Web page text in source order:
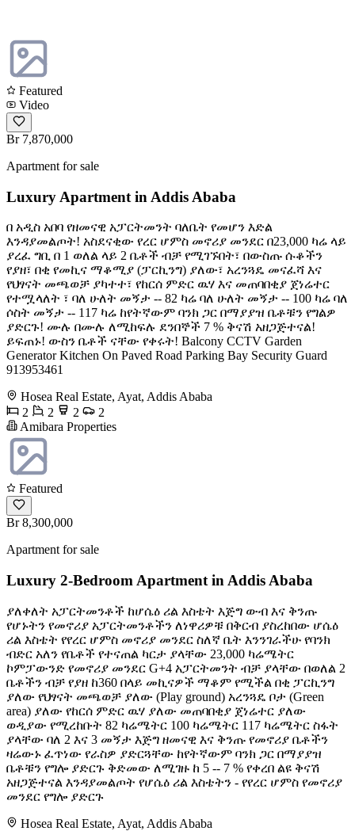
Featured
Video
Br 7,870,000
Apartment for sale
Luxury Apartment in Addis Ababa
በ አዲስ አበባ የዘመናዊ አፓርትመንት ባለቤት የመሆን እድል
እንዳያመልጦት! አስደናቂው የረር ሆምስ መኖሪያ መንደር በ23,000 ካሬ ላይ
ያረፈ ግቢ በ 1 ወለል ላይ 2 ቤቶች ብቻ የሚገኙበት፣ በውስጡ ሱቆችን
የያዘ፣ በቂ የመኪና ማቆሚያ (ፓርኪንግ) ያለው፣ አረንጓዴ መናፈሻ እና
የህፃናት መጫወቻ ያካተተ፣ የከርሰ ምድር ዉሃ እና መጠባበቂያ ጀነሬተር
የተሟላለት ፣ ባለ ሁለት መኝታ -- 82 ካሬ ባለ ሁለት መኝታ -- 100 ካሬ ባለ
ሶስት መኝታ -- 117 ካሬ ከየትኛውም ባንክ ጋር በማያያዝ ቤቶቹን የግልዎ
ያድርጉ! ሙሉ በሙሉ ለሚከፍሉ ደንበኞች 7 % ቅናሽ አዘጋጅተናል!
ይፍጠኑ! ውስን ቤቶች ናቸው የቀሩት! Balcony CCTV Garden
Generator Kitchen On Paved Road Parking Bay Security Guard ️
913953461
Hosea Real Estate, Ayat, Addis Ababa
2
2 2
2
Amibara Properties
Featured
Br 8,300,000
Apartment for sale
Luxury 2-Bedroom Apartment in Addis Ababa
ያለቀለት አፓርትመንቶች ከሆሴዕ ሪል እስቴት እጅግ ውብ እና ቅንጡ
የሆኑትን የመኖሪያ አፓርትመንቶችን ለነዋሪዎቹ በቅርብ ያስረከበው ሆሴዕ
ሪል እስቴት የየረር ሆምስ መኖሪያ መንደር ስለኛ ቤት እንንገራችሁ የባንክ
ብድር አለን የቤቶች የተናጠል ካርታ ያላቸው 23,000 ካሬሜትር
ኮምፓውንድ የመኖሪያ መንደር G+4 አፓርትመንት ብቻ ያላቸው በወለል 2
ቤቶችን ብቻ የያዘ ከ360 በላይ መኪናዎች ማቆም የሚችል በቂ ፓርኪንግ
ያለው የህፃናት መጫወቻ ያለው (Play ground) አረንጓዴ ቦታ (Green
area) ያለው የከርሰ ምድር ዉሃ ያለው መጠባበቂያ ጀነሬተር ያለው
ወዲያው የሚረከቡት 82 ካሬሜትር 100 ካሬሜትር 117 ካሬሜትር ስፋት
ያላቸው ባለ 2 እና 3 መኝታ እጅግ ዘመናዊ እና ቅንጡ የመኖሪያ ቤቶችን
ዛሬውኑ ፈጥነው የራስዎ ያድርጓቸው ከየትኛውም ባንክ ጋር በማያያዝ
ቤቶቹን የግሎ ያድርጉ ቅድመው ለሚገዙ ከ 5 -- 7 % የቀረበ ልዩ ቅናሽ
አዘጋጅተናል እንዳያመልጦት የሆሴዕ ሪል እስቴትን - የየረር ሆምስ የመኖሪያ
መንደር የግሎ ያድርጉ
Hosea Real Estate, Ayat, Addis Ababa